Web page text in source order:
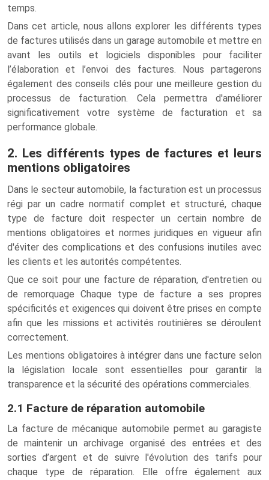
temps.
Dans cet article, nous allons explorer les différents types
de factures utilisés dans un garage automobile et mettre en
avant les outils et logiciels disponibles pour faciliter
l’élaboration et l’envoi des factures. Nous partagerons
également des conseils clés pour une meilleure gestion du
processus de facturation. Cela permettra d'améliorer
significativement votre système de facturation et sa
performance globale.
2. Les différents types de factures et leurs
mentions obligatoires
Dans le secteur automobile, la facturation est un processus
régi par un cadre normatif complet et structuré, chaque
type de facture doit respecter un certain nombre de
mentions obligatoires et normes juridiques en vigueur afin
d'éviter des complications et des confusions inutiles avec
les clients et les autorités compétentes.
Que ce soit pour une facture de réparation, d'entretien ou
de remorquage Chaque type de facture a ses propres
spécificités et exigences qui doivent être prises en compte
afin que les missions et activités routinières se déroulent
correctement.
Les mentions obligatoires à intégrer dans une facture selon
la législation locale sont essentielles pour garantir la
transparence et la sécurité des opérations commerciales.
2.1 Facture de réparation automobile
La facture de mécanique automobile permet au garagiste
de maintenir un archivage organisé des entrées et des
sorties d’argent et de suivre l'évolution des tarifs pour
chaque type de réparation. Elle offre également aux